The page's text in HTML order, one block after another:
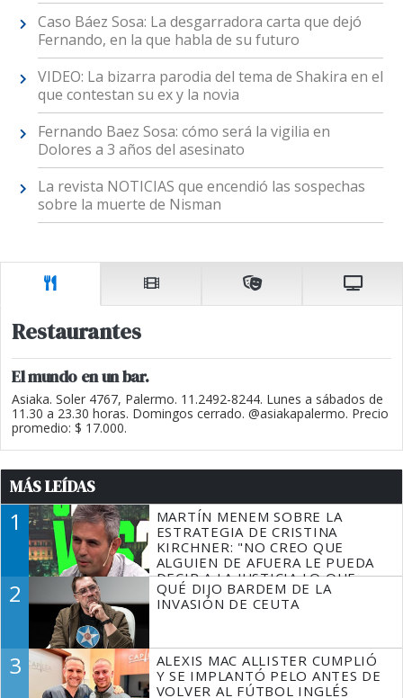
Caso Báez Sosa: La desgarradora carta que dejó
Fernando, en la que habla de su futuro
VIDEO: La bizarra parodia del tema de Shakira en el
que contestan su ex y la novia
Fernando Baez Sosa: cómo será la vigilia en
Dolores a 3 años del asesinato
La revista NOTICIAS que encendió las sospechas
sobre la muerte de Nisman
Restaurantes
El mundo en un bar.
Asiaka. Soler 4767, Palermo. 11.2492-8244. Lunes a sábados de
11.30 a 23.30 horas. Domingos cerrado. @asiakapalermo. Precio
promedio: $ 17.000.
MÁS LEÍDAS
1
MARTÍN MENEM SOBRE LA
ESTRATEGIA DE CRISTINA
KIRCHNER: "NO CREO QUE
ALGUIEN DE AFUERA LE PUEDA
DECIR A LA JUSTICIA LO QUE
TIENE QUE HACER"
2
QUÉ DIJO BARDEM DE LA
INVASIÓN DE CEUTA
3
ALEXIS MAC ALLISTER CUMPLIÓ
Y SE IMPLANTÓ PELO ANTES DE
VOLVER AL FÚTBOL INGLÉS